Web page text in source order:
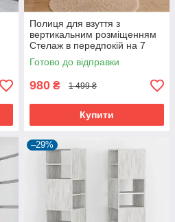
Полиця для взуття з
вертикальним розміщенням
Стелаж в передпокій на 7
секцій
Готово до відправки
980 ₴ 1 499 ₴
Купити
–29%